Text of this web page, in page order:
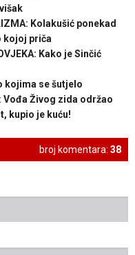
Kolakušić ponekad
kojoj priča
Kako je Sinčić
kojima se šutjelo
Vođa Živog zida održao
kupio je kuću!
broj komentara: 38